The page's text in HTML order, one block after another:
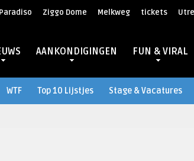
Paradiso Ziggo Dome Melkweg tickets
AANKONDIGINGEN FUN & VIRAL
WTF Top 10 Lijstjes Stage & Vacatures